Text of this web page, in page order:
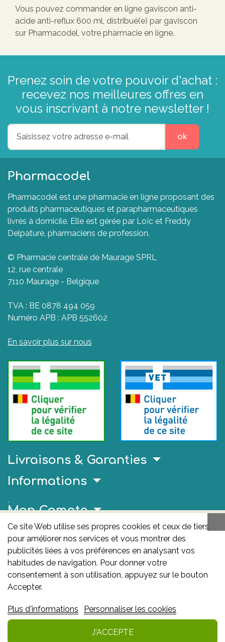
Vous pouvez commander en ligne gaviscon anti-
acide anti-reflux 600 ml, distribué(e) par gaviscon
sur Pharmacodel, votre pharmacie en ligne.
Prenez soin de votre pouvoir d'achat :
recevez nos meilleures offres en
vous inscrivant à notre newsletter !
ok
Pharmacodel
Pharmacodel est une pharmacie en ligne proposant des
produits pharmaceutiques et parapharmaceutiques
livrés à domicile. Elle est gérée par Loïc et Freddy
Delpature, pharmaciens de profession.
© Pharmacie centrale de Maurage SPRL
12, rue centrale
7110 Maurage - Belgique
TVA : BE 0878 494 059
Numéro APB : APB 552602
En savoir plus sur nous
Livraisons & Garanties
Ce site Web utilise ses propres cookies et ceux de tiers
pour améliorer nos services et vous montrer des
publicités liées à vos préférences en analysant vos
habitudes de navigation. Pour donner votre
consentement à son utilisation, appuyez sur le bouton
Accepter.
Plus d'informations Personnaliser les cookies
J'ACCEPTE
Informations
.
Mon Compte
Liens Utiles
AFMPS
L'AFMPS est l’autorité compétente en matière de
médicaments et de produits de santé en Belgique. Ce
médicaments et des produits de santé – afmps
Avenue Galilée 5/03 1210 Bruxelles